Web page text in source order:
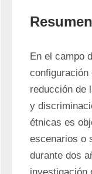
Resumen
En el campo
configuración
reducción de
y
étnicas es
escenarios o
durante dos